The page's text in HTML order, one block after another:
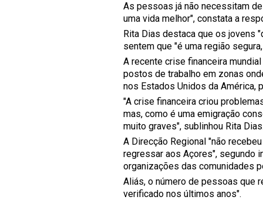
As pessoas já não necessitam
uma vida melhor", constata a
Rita Dias destaca que os jovens
sentem que "é uma região
A recente crise financeira
postos de trabalho em zonas
nos Estados Unidos da América,
"A crise financeira criou
mas, como é uma emigração
muito graves", sublinhou Rita
A Direcção Regional "não
regressar aos Açores", segundo
organizações das comunidades
Aliás, o número de pessoas que
verificado nos últimos anos".